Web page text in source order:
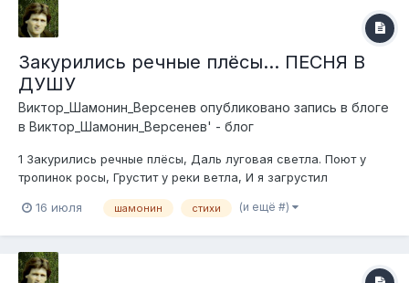
Закурились речные плёсы... ПЕСНЯ В
ДУШУ
Виктор_Шамонин_Версенев опубликовано запись в блоге
в Виктор_Шамонин_Версенев' - блог
1 Закурились речные плёсы, Даль луговая светла. Поют у
тропинок росы, Грустит у реки ветла, И я загрустил
морошка, Малина у троп хороша. Припев: Летают над лугом
16 июля шамонин стихи (и ещё #)